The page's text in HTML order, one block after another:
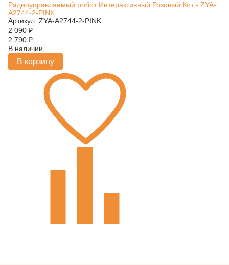
Радиоуправляемый робот Интерактивный Розовый Кот - ZYA-
A2744-2-PINK
Артикул: ZYA-A2744-2-PINK
2 090 ₽
2 790 ₽
В наличии
В корзину